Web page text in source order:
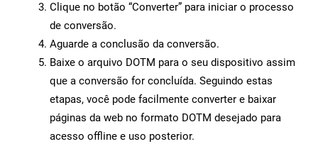
Clique no botão “Converter” para iniciar o processo
de conversão.
Aguarde a conclusão da conversão.
Baixe o arquivo DOTM para o seu dispositivo assim
que a conversão for concluída. Seguindo estas
etapas, você pode facilmente converter e baixar
páginas da web no formato DOTM desejado para
acesso offline e uso posterior.